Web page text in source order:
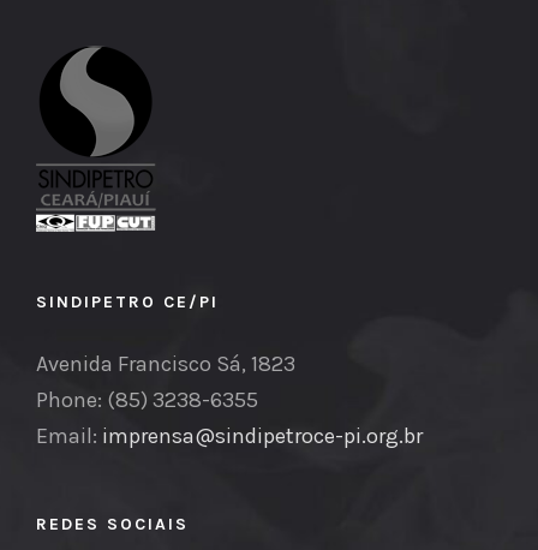
SINDIPETRO CE/PI
Avenida Francisco Sá, 1823
Phone: (85) 3238-6355
Email: imprensa@sindipetroce-pi.org.br
REDES SOCIAIS